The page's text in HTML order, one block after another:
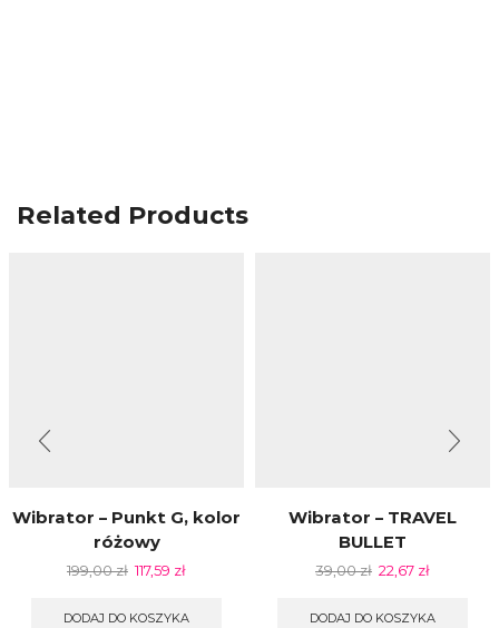
Related Products
Wibrator – Punkt G, kolor
różowy
199,00zł 117,59 zł
DODAJ DO KOSZYKA
Wibrator – TRAVEL
BULLET
39,00zł 22,67 zł
DODAJ DO KOSZYKA